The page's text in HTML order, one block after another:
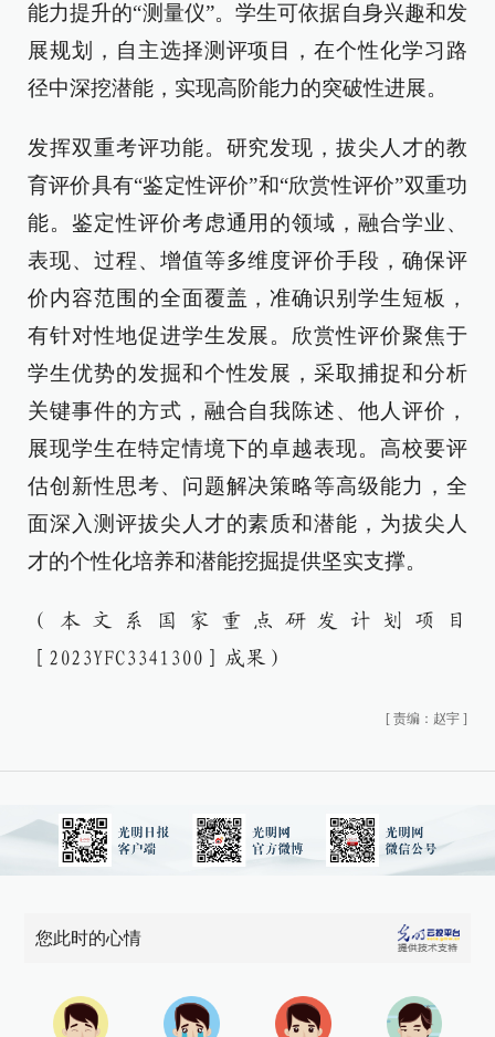
能力提升的“测量仪”。学生可依据自身兴趣和发
展规划，自主选择测评项目，在个性化学习路
径中深挖潜能，实现高阶能力的突破性进展。
发挥双重考评功能。研究发现，拔尖人才的教
育评价具有“鉴定性评价”和“欣赏性评价”双重功
能。鉴定性评价考虑通用的领域，融合学业、
表现、过程、增值等多维度评价手段，确保评
价内容范围的全面覆盖，准确识别学生短板，
有针对性地促进学生发展。欣赏性评价聚焦于
学生优势的发掘和个性发展，采取捕捉和分析
关键事件的方式，融合自我陈述、他人评价，
展现学生在特定情境下的卓越表现。高校要评
估创新性思考、问题解决策略等高级能力，全
面深入测评拔尖人才的素质和潜能，为拔尖人
才的个性化培养和潜能挖掘提供坚实支撑。
（本文系国家重点研发计划项目
［2023YFC3341300］成果）
[ 责编：赵宇 ]
您此时的心情